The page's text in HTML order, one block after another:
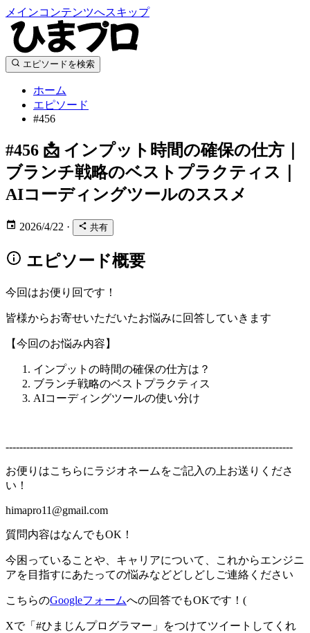
メインコンテンツへスキップ
エピソードを検索
ホーム
エピソード
#456
#456 📩 インプット時間の確保の仕方｜
ブランチ戦略のベストプラクティス｜
AIコーディングツールのススメ
2026/4/22 · 共有
エピソード概要
今回はお便り回です！
皆様からお寄せいただいたお悩みに回答していきます
【今回のお悩み内容】
インプットの時間の確保の仕方は？
ブランチ戦略のベストプラクティス
AIコーディングツールの使い分け
-----------------------------------------------------------------------------------
お便りはこちらにラジオネームをご記入の上お送りくださ
い！
himapro11@gmail.com
質問内容はなんでもOK！
今困っていることや、キャリアについて、これからエンジニ
アを目指すにあたっての悩みなどどしどしご連絡ください
こちらのGoogleフォームへの回答でもOKです！(
Xで「#ひまじんプログラマー」をつけてツイートしてくれ